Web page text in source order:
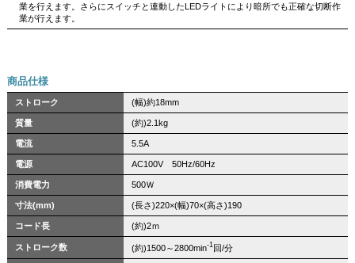
業を行えます。さらにスイッチと連動したLEDライトにより暗所でも正確な切断作
業が行えます。
商品仕様
ストローク (幅)約18mm
質量 (約)2.1kg
電流 5.5A
電源 AC100V 50Hz/60Hz
消費電力 500Ｗ
寸法(mm) (長さ)220×(幅)70×(高さ)190
コード長 (約)2ｍ
ストローク数 (約)1500～2800min-1回/分